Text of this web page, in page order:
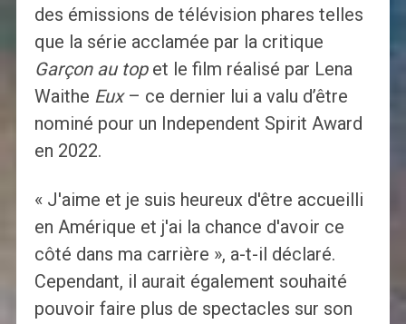
des émissions de télévision phares telles
que la série acclamée par la critique
Garçon au topet le film réalisé par Lena
Waithe Eux – ce dernier lui a valu d’être
nominé pour un Independent Spirit Award
en 2022.
« J'aime et je suis heureux d'être accueilli
en Amérique et j'ai la chance d'avoir ce
côté dans ma carrière », a-t-il déclaré.
Cependant, il aurait également souhaité
pouvoir faire plus de spectacles sur son